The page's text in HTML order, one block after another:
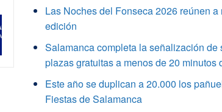
Las Noches del Fonseca 2026 reúnen
edición
Salamanca completa la señalización
plazas gratuitas a menos de 20 minutos
Este año se duplican a 20.000 los
Fiestas de Salamanca